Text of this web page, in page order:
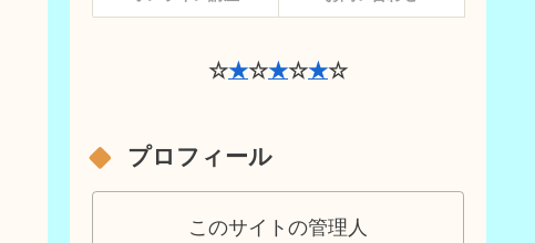
☆★☆★☆★☆
プロフィール
このサイトの管理人